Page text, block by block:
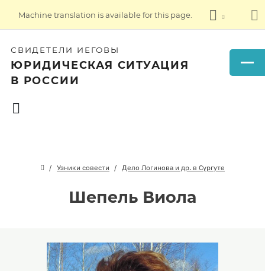
Machine translation is available for this page.
СВИДЕТЕЛИ ИЕГОВЫ
ЮРИДИЧЕСКАЯ СИТУАЦИЯ
В РОССИИ
Узники совести Дело Логинова и др. в Сургуте
Шепель Виола